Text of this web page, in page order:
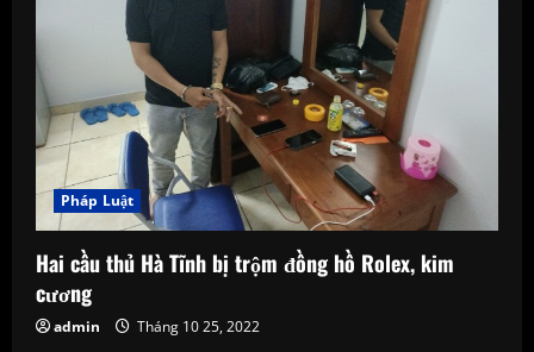
Pháp Luật
Hai cầu thủ Hà Tĩnh bị trộm đồng hồ Rolex, kim
cương
admin Tháng 10 25, 2022